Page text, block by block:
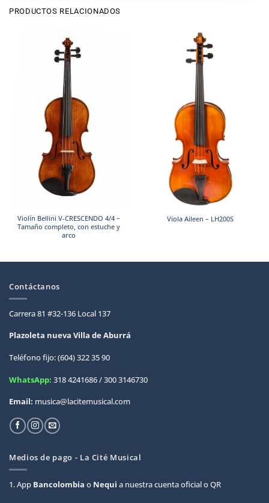
PRODUCTOS RELACIONADOS
Violín Bellini V-CRESCENDO 4/4 –
Tamaño completo, con estuche y
arco
Viola Aileen – LH200S
Contáctanos
Carrera 81 #32-136 Local 137
Plazoleta nueva Villa deAburrá
Teléfono fijo: (604) 322 35 90
WhatsApp: 318 4241686 / 300 3146730
Email: musica@lacitemusical.com
Medios de pago - La Cité Musical
1. App Bancolombia o Nequi a nuestra cuenta oficial o QR